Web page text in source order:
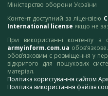
Міністерство оборони України
Контент доступний за ліцензією
International license якщо не
При використанні контенту з
armyinform.com.ua
обов’язковим є розміщення у
відкритого для пошукових
матеріал.
Політика користування сайтом
Політика використання файлів